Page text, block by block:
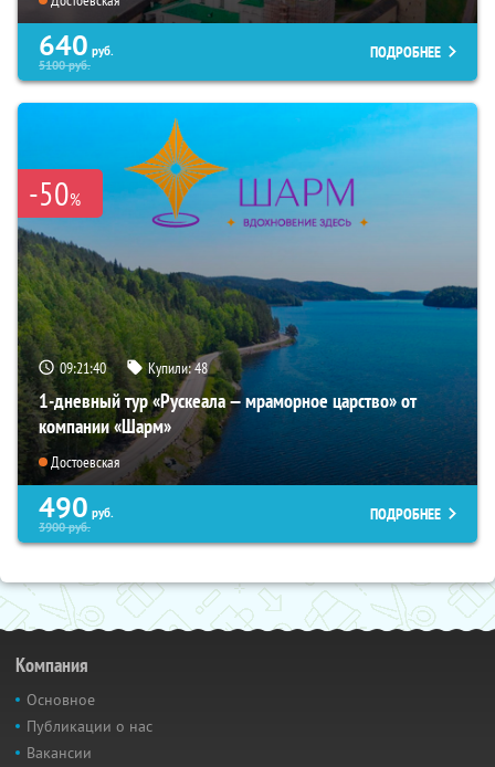
640 руб.
5100руб.
ПОДРОБНЕЕ
-50%
09:21:38 Купили:48
1-дневный тур «Рускеала — мраморное царство» от
компании «Шарм»
Достоевская
490 руб.
3900руб.
ПОДРОБНЕЕ
Компания
Основное
Публикации о нас
Вакансии